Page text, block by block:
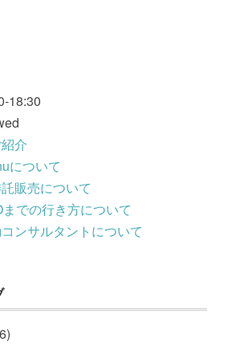
18:30
介
について
販売について
までの行き方について
コンサルタントについて